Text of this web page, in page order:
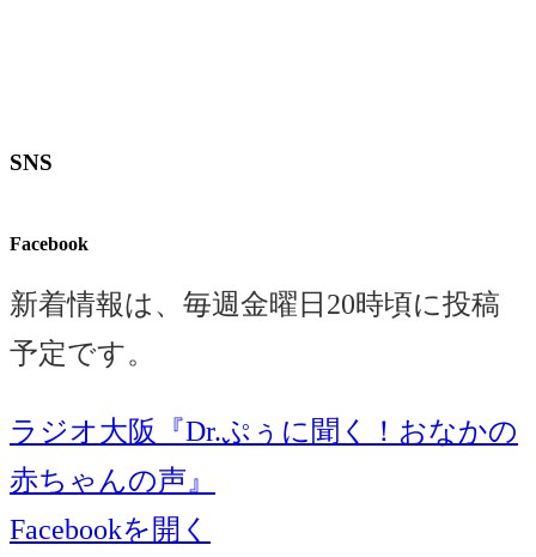
SNS
Facebook
新着情報は、毎週金曜日20時頃に投稿
予定です。
ラジオ大阪『Dr.ぷぅに聞く！おなかの
赤ちゃんの声』
Facebookを開く